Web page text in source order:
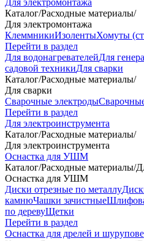
Для электромонтажа
Каталог/Расходные материалы/
Для электромонтажа
КлеммникиИзолентыХомуты
Перейти в раздел
Для водонагревателейДля
садовой техникиДля сварки
Каталог/Расходные материалы/
Для сварки
Сварочные электроды
Перейти в раздел
Для электроинструмента
Каталог/Расходные материалы/
Для электроинструмента
Оснастка для УШМ
Каталог/Расходные материалы/
Оснастка для УШМ
Диски отрезные по металлу
камнюЧашки зачистные
по деревуЩетки
Перейти в раздел
Оснастка для дрелей и